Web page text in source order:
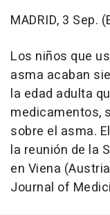
MADRID, 3 Sep.
Los niños que
asma acaban
la edad adulta
medicamentos,
sobre el asma.
la reunión de la
en Viena
Journal of